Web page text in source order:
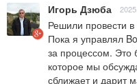
Игорь Дзюба
Решили провести
Пока я управлял
за процессом.
которое мы
сближает и дарит